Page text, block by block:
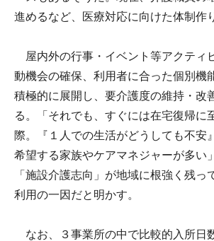
進めるなど、医療対応に向けた体制作
屋内外の行事・イベント等アクティ
動機会の確保、利用者に合った個別機
積極的に展開し、要介護度の維持・改
る。「それでも、すぐには在宅復帰に
際。『１人での生活がどうしても不安
希望する家族やケアマネジャーが多い
「施設介護志向」が地域に根強く残っ
利用の一因だと明かす。
なお、３事業所の中で比較的入所日